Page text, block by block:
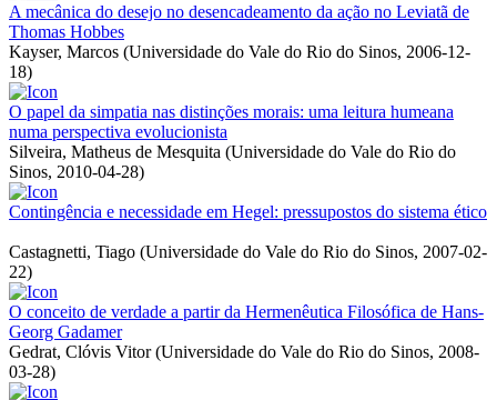
A mecânica do desejo no desencadeamento da ação no Leviatã de
Thomas Hobbes
Kayser, Marcos (Universidade do Vale do Rio do Sinos, 2006-12-
18)
O papel da simpatia nas distinções morais: uma leitura humeana
numa perspectiva evolucionista
Silveira, Matheus de Mesquita (Universidade do Vale do Rio do
Sinos, 2010-04-28)
Contingência e necessidade em Hegel: pressupostos do sistema ético
Castagnetti, Tiago (Universidade do Vale do Rio do Sinos, 2007-02-
22)
O conceito de verdade a partir da Hermenêutica Filosófica de Hans-
Georg Gadamer
Gedrat, Clóvis Vitor (Universidade do Vale do Rio do Sinos, 2008-
03-28)